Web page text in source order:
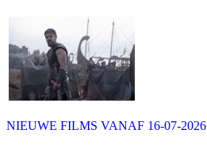
NIEUWE FILMS VANAF 16-07-2026